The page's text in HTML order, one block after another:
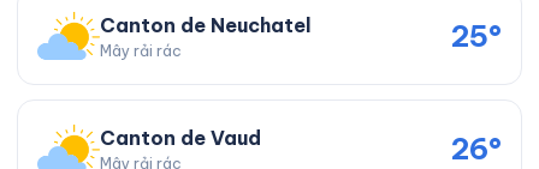
Canton de Neuchatel
Mây rải rác 25°
Canton de Vaud
Mây rải rác 26°